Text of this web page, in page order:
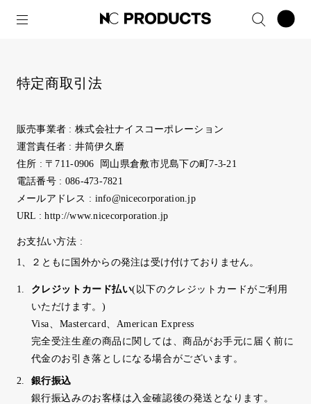
特定商取引法
販売事業者 : 株式会社ナイスコーポレーション
運営責任者 : 井筒伊久磨
住所 : 〒711-0906 岡山県倉敷市児島下の町7-3-21
電話番号 : 086-473-7821
メールアドレス : info@nicecorporation.jp
URL : http://www.nicecorporation.jp
お支払い方法 :
1、２ともに国外からの発注は受け付けておりません。
クレジットカード払い(以下のクレジットカードがご利用
いただけます。)
Visa、Mastercard、American Express
完全受注生産の商品に関しては、商品がお手元に届く前に
代金のお引き落としになる場合がございます。
銀行振込
銀行振込みのお客様は入金確認後の発送となります。